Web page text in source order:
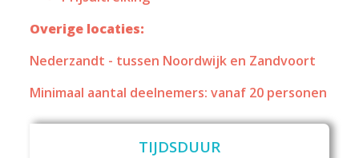
Overige locaties:
Nederzandt - tussen Noordwijk en Zandvoort
Minimaal aantal deelnemers: vanaf 20 personen
TIJDSDUUR